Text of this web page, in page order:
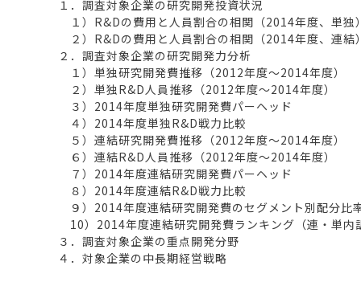
１．調査対象企業の研究開発投資状況
１）R&Dの費用と人員割合の相関（2014年度、単独）
２）R&Dの費用と人員割合の相関（2014年度、連結）
２．調査対象企業の研究開発力分析
１）単独研究開発費推移（2012年度～2014年度）
２）単独R&D人員推移（2012年度～2014年度）
３）2014年度単独研究開発費パーヘッド
４）2014年度単独R&D戦力比較
５）連結研究開発費推移（2012年度～2014年度）
６）連結R&D人員推移（2012年度～2014年度）
７）2014年度連結研究開発費パーヘッド
８）2014年度連結R&D戦力比較
９）2014年度連結研究開発費のセグメント別配分比
10）2014年度連結研究開発費ランキング（連・単内
３．調査対象企業の重点開発分野
４．対象企業の中長期経営戦略